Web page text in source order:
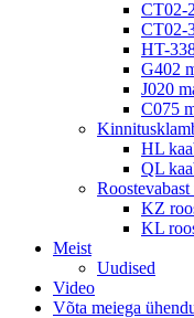
CT02-
CT02-
HT-
G402
J020
C075
HL
QL
KZ
KL
Meist
Uudised
Video
Võta meiega